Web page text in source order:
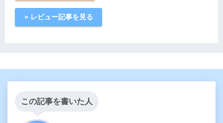
» レビュー記事を見る
この記事を書いた人